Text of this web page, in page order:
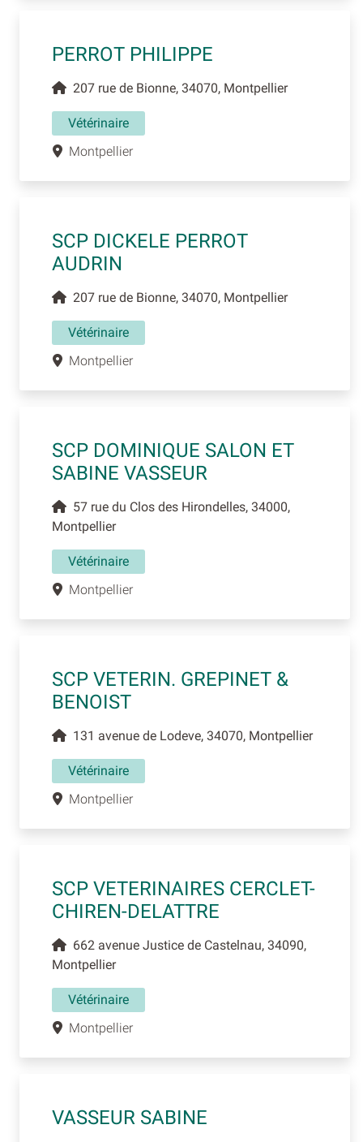
PERROT PHILIPPE
207 rue de Bionne, 34070, Montpellier
Vétérinaire
Montpellier
SCP DICKELE PERROT
AUDRIN
207 rue de Bionne, 34070, Montpellier
Vétérinaire
Montpellier
SCP DOMINIQUE SALON ET
SABINE VASSEUR
57 rue du Clos des Hirondelles, 34000,
Montpellier
Vétérinaire
Montpellier
SCP VETERIN. GREPINET &
BENOIST
131 avenue de Lodeve, 34070, Montpellier
Vétérinaire
Montpellier
SCP VETERINAIRES CERCLET-
CHIREN-DELATTRE
662 avenue Justice de Castelnau, 34090,
Montpellier
Vétérinaire
Montpellier
VASSEUR SABINE